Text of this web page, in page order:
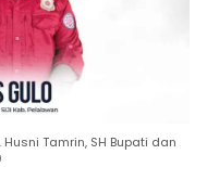
Tamrin, SH Bupati dan